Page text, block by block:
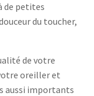
de petites
du toucher,
de votre
oreiller et
aussi importants